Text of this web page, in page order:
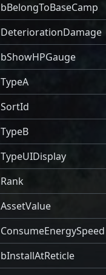
bBelongToBaseCamp
DeteriorationDamage
bShowHPGauge
TypeA
SortId
TypeB
TypeUIDisplay
Rank
AssetValue
ConsumeEnergySpeed
bInstallAtReticle